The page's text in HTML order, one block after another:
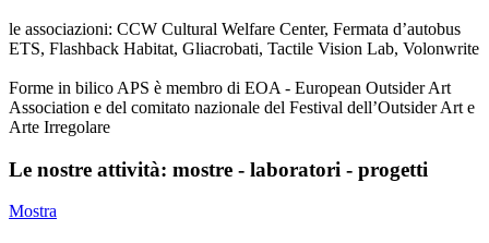
le associazioni: CCW Cultural Welfare Center, Fermata d’autobus
ETS, Flashback Habitat, Gliacrobati, Tactile Vision Lab, Volonwrite
Forme in bilico APS è membro di EOA - European Outsider Art
Association e del comitato nazionale del Festival dell’Outsider Art e
Arte Irregolare
Le nostre attività: mostre - laboratori - progetti
Mostra